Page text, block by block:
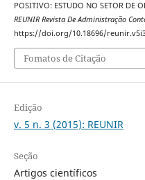
POSITIVO: ESTUDO NO SETOR DE
REUNIR Revista De Administração
https://doi.org/10.18696/
Fomatos de Citação
Edição
v. 5 n. 3 (2015): REUNIR
Seção
Artigos científicos